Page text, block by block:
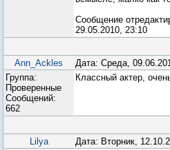
Сообщение
29.05.2010, 23:10
Ann_Ackles Дата: Среда,
Группа:
Проверенные
Сообщений:
662
Классный актер,
Lilya Дата: Вторник,